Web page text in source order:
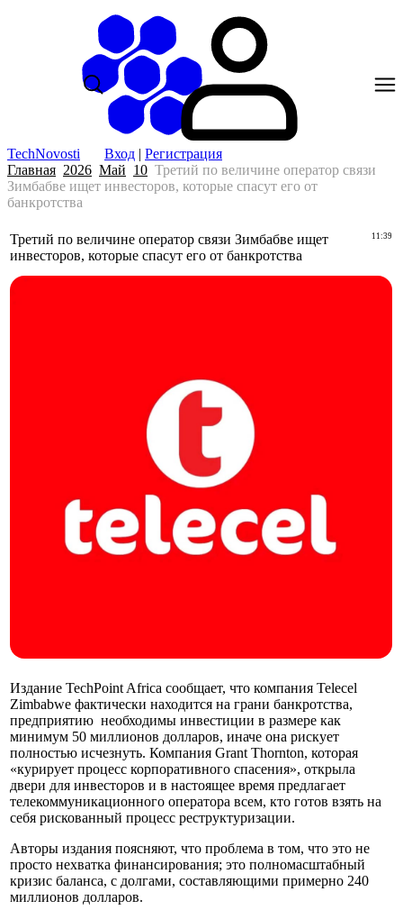
TechNovosti Вход | Регистрация
Главная 2026 Май 10 Третий по величине оператор связи
Зимбабве ищет инвесторов, которые спасут его от
банкротства
11:39
Третий по величине оператор связи Зимбабве ищет
инвесторов, которые спасут его от банкротства
Издание TechPoint Africa сообщает, что компания Telecel
Zimbabwe фактически находится на грани банкротства,
предприятию необходимы инвестиции в размере как
минимум 50 миллионов долларов, иначе она рискует
полностью исчезнуть. Компания Grant Thornton, которая
«курирует процесс корпоративного спасения», открыла
двери для инвесторов и в настоящее время предлагает
телекоммуникационного оператора всем, кто готов взять на
себя рискованный процесс реструктуризации.
Авторы издания поясняют, что проблема в том, что это не
просто нехватка финансирования; это полномасштабный
кризис баланса, с долгами, составляющими примерно 240
миллионов долларов.